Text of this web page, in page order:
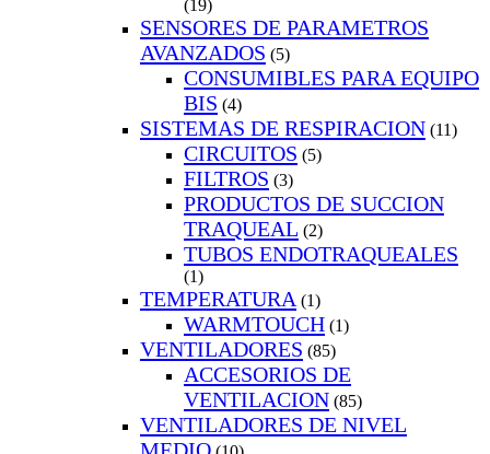
(19)
SENSORES DE PARAMETROS
AVANZADOS (5)
CONSUMIBLES PARA EQUIPO
BIS (4)
SISTEMAS DE RESPIRACION (11)
CIRCUITOS (5)
FILTROS (3)
PRODUCTOS DE SUCCION
TRAQUEAL (2)
TUBOS ENDOTRAQUEALES
(1)
TEMPERATURA (1)
WARMTOUCH (1)
VENTILADORES (85)
ACCESORIOS DE
VENTILACION (85)
VENTILADORES DE NIVEL